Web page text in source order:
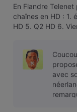
En Flandre
chaînes en HD : 1.
HD 5. Q2 HD 6.
HD 18. Disney
avec